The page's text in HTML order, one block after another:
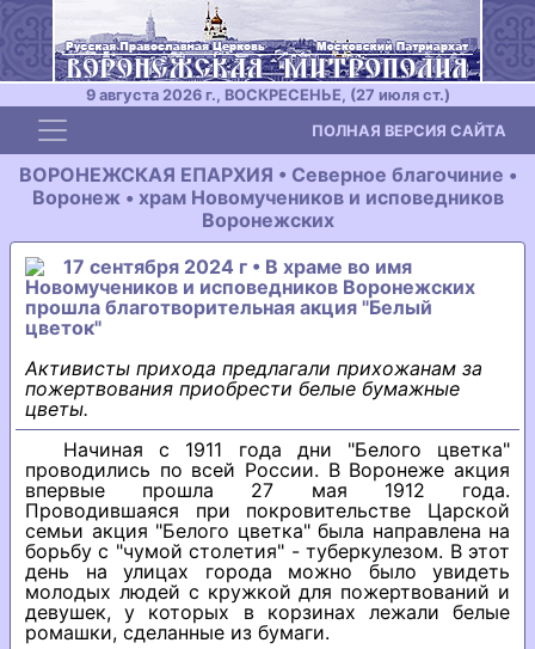
9 августа 2026 г., ВОСКРЕСЕНЬЕ, (27 июля ст.)
Toggle navigation ПОЛНАЯ ВЕРСИЯ САЙТА
ВОРОНЕЖСКАЯ ЕПАРХИЯ • Северное благочиние •
Воронеж • храм Новомучеников и исповедников
Воронежских
17 сентября 2024 г • В храме во имя
Новомучеников и исповедников Воронежских
прошла благотворительная акция "Белый
цветок"
Активисты прихода предлагали прихожанам за
пожертвования приобрести белые бумажные
цветы.
Начиная с 1911 года дни "Белого цветка"
проводились по всей России. В Воронеже акция
впервые прошла 27 мая 1912 года.
Проводившаяся при покровительстве Царской
семьи акция "Белого цветка" была направлена на
борьбу с "чумой столетия" - туберкулезом. В этот
день на улицах города можно было увидеть
молодых людей с кружкой для пожертвований и
девушек, у которых в корзинах лежали белые
ромашки, сделанные из бумаги.